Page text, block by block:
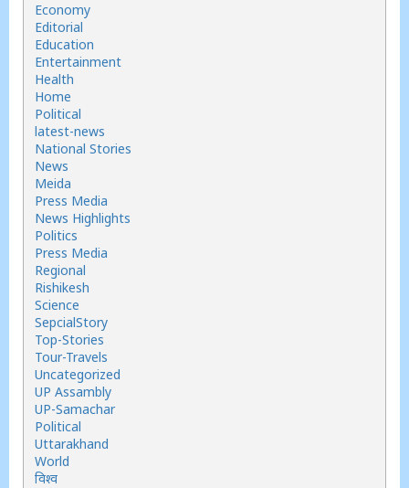
Economy
Editorial
Education
Entertainment
Health
Home
Political
latest-news
National Stories
News
Meida
Press Media
News Highlights
Politics
Press Media
Regional
Rishikesh
Science
SepcialStory
Top-Stories
Tour-Travels
Uncategorized
UP Assambly
UP-Samachar
Political
Uttarakhand
World
विश्व